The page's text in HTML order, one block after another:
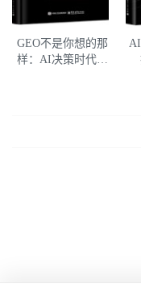
GEO不是你想的那
样：AI决策时代的